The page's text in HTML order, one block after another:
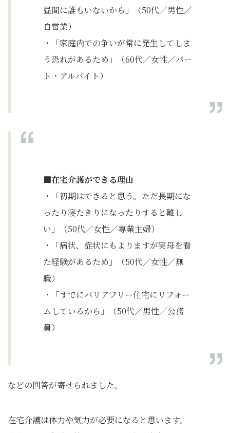
昼間に誰もいないから」（50代／男性／
自営業）
・「家庭内での争いが常に発生してしま
う恐れがあるため」（60代／女性／パー
ト・アルバイト）
■在宅介護ができる理由
・「初期はできると思う。ただ長期にな
ったり寝たきりになったりすると難し
い」（50代／女性／専業主婦）
・「病状、症状にもよりますが実母を看
た経験があるため」（50代／女性／無
職）
・「すでにバリアフリー住宅にリフォー
ムしているから」（50代／男性／公務
員）
などの回答が寄せられました。
在宅介護は体力や気力が必要になると思います。